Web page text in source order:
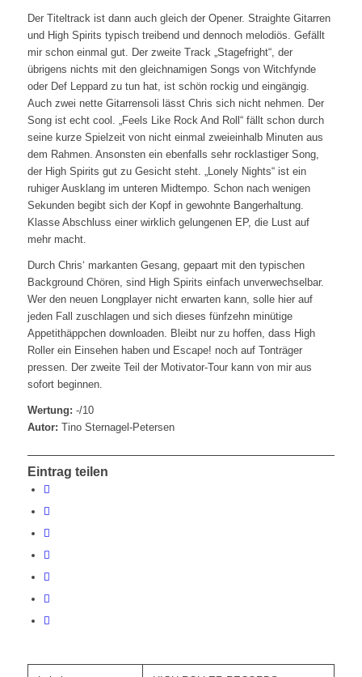
Der Titeltrack ist dann auch gleich der Opener. Straighte Gitarren
und High Spirits typisch treibend und dennoch melodiös. Gefällt
mir schon einmal gut. Der zweite Track „Stagefright“, der
übrigens nichts mit den gleichnamigen Songs von Witchfynde
oder Def Leppard zu tun hat, ist schön rockig und eingängig.
Auch zwei nette Gitarrensoli lässt Chris sich nicht nehmen. Der
Song ist echt cool. „Feels Like Rock And Roll“ fällt schon durch
seine kurze Spielzeit von nicht einmal zweieinhalb Minuten aus
dem Rahmen. Ansonsten ein ebenfalls sehr rocklastiger Song,
der High Spirits gut zu Gesicht steht. „Lonely Nights“ ist ein
ruhiger Ausklang im unteren Midtempo. Schon nach wenigen
Sekunden begibt sich der Kopf in gewohnte Bangerhaltung.
Klasse Abschluss einer wirklich gelungenen EP, die Lust auf
mehr macht.
Durch Chris‘ markanten Gesang, gepaart mit den typischen
Background Chören, sind High Spirits einfach unverwechselbar.
Wer den neuen Longplayer nicht erwarten kann, solle hier auf
jeden Fall zuschlagen und sich dieses fünfzehn minütige
Appetithäppchen downloaden. Bleibt nur zu hoffen, dass High
Roller ein Einsehen haben und Escape! noch auf Tonträger
pressen. Der zweite Teil der Motivator-Tour kann von mir aus
sofort beginnen.
Wertung: -/10
Autor: Tino Sternagel-Petersen
Eintrag teilen